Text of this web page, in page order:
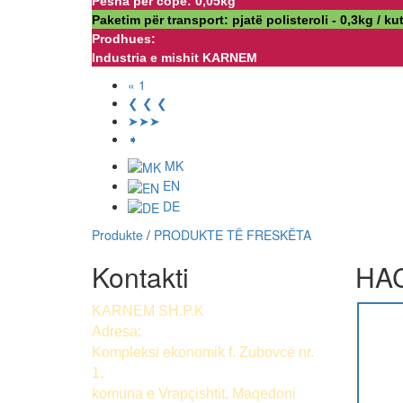
Paketim për transport: pjatë polisteroli - 0,3kg /
Prodhues:
Industria e mishit KARNEM
« 1
❮ ❮ ❮
➤➤➤
➧
MK
EN
DE
Produkte / PRODUKTE TË FRESKËTA
Kontakti
KARNEM SH.P.K
Adresa:
Kompleksi ekonomik f. Zubovcë nr.
1,
komuna е Vrapçishtit, Maqedoni